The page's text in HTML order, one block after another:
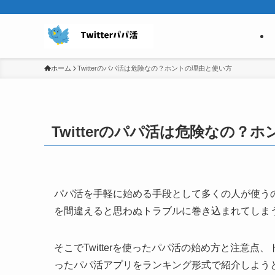
ホーム Twitterのパパ活は危険なの？ホントの理由と使い方
Twitterのパパ活は危険なの？ホ
パパ活を手軽に始める手段として多くの人が使
を間違えると思わぬトラブルに巻き込まれてしま
そこでTwitterを使ったパパ活の始め方と注意点
ったパパ活アプリをランキング形式で紹介しよう